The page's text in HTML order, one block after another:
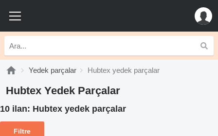
Yedek parçalar Hubtex yedek parçalar
Hubtex Yedek Parçalar
10 ilan: Hubtex yedek parçalar
Filtre